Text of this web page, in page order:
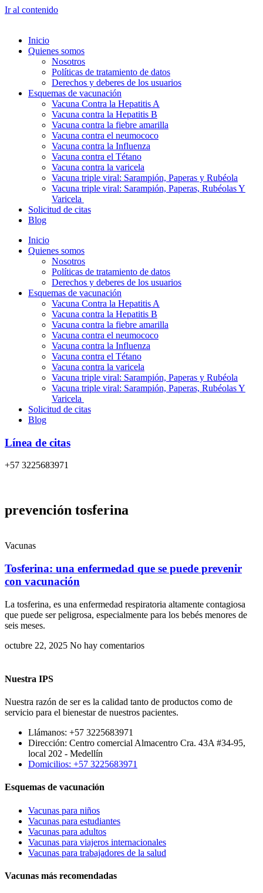
Ir al contenido
Inicio
Quienes somos
Nosotros
Políticas de tratamiento de datos
Derechos y deberes de los usuarios
Esquemas de vacunación
Vacuna Contra la Hepatitis A
Vacuna contra la Hepatitis B
Vacuna contra la fiebre amarilla
Vacuna contra el neumococo
Vacuna contra la Influenza
Vacuna contra el Tétano
Vacuna contra la varicela
Vacuna triple viral: Sarampión, Paperas y Rubéola
Vacuna triple viral: Sarampión, Paperas, Rubéolas Y
Varicela
Solicitud de citas
Blog
Inicio
Quienes somos
Nosotros
Políticas de tratamiento de datos
Derechos y deberes de los usuarios
Esquemas de vacunación
Vacuna Contra la Hepatitis A
Vacuna contra la Hepatitis B
Vacuna contra la fiebre amarilla
Vacuna contra el neumococo
Vacuna contra la Influenza
Vacuna contra el Tétano
Vacuna contra la varicela
Vacuna triple viral: Sarampión, Paperas y Rubéola
Vacuna triple viral: Sarampión, Paperas, Rubéolas Y
Varicela
Solicitud de citas
Blog
Línea de citas
+57 3225683971
prevención tosferina
Vacunas
Tosferina: una enfermedad que se puede prevenir
con vacunación
La tosferina, es una enfermedad respiratoria altamente contagiosa
que puede ser peligrosa, especialmente para los bebés menores de
seis meses.
octubre 22, 2025 No hay comentarios
Nuestra IPS
Nuestra razón de ser es la calidad tanto de productos como de
servicio para el bienestar de nuestros pacientes.
Llámanos: +57 3225683971
Dirección: Centro comercial Almacentro Cra. 43A #34-95,
local 202 - Medellín
Domicilios: +57 3225683971
Esquemas de vacunación
Vacunas para niños
Vacunas para estudiantes
Vacunas para adultos
Vacunas para viajeros internacionales
Vacunas para trabajadores de la salud
Vacunas más recomendadas